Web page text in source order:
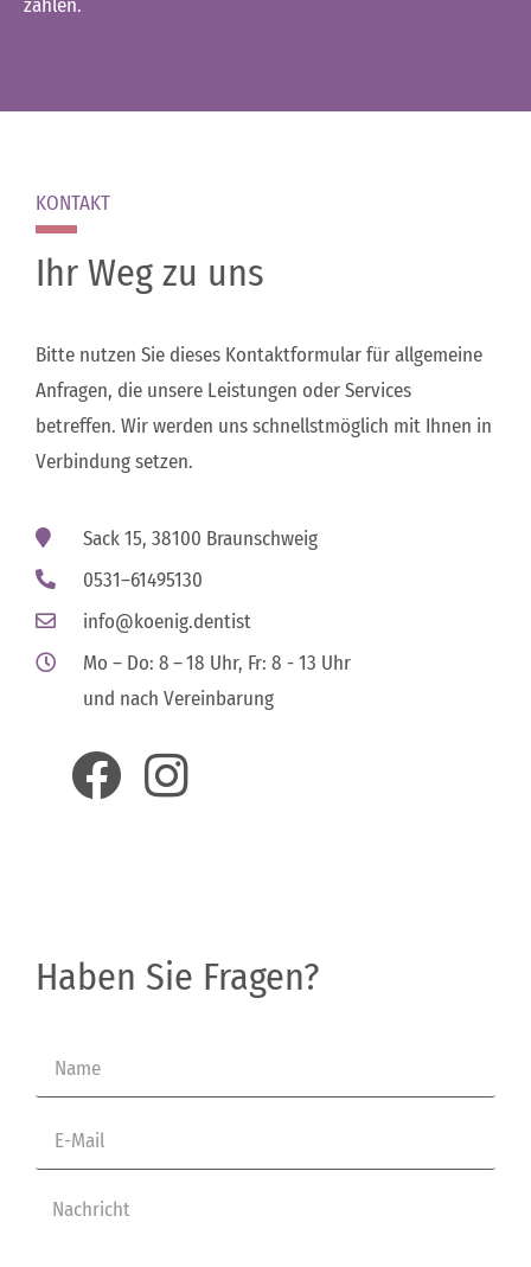
zahlen.
KONTAKT
Ihr Weg zu uns
Bitte nutzen Sie dieses Kontaktformular für allgemeine
Anfragen, die unsere Leistungen oder Services
betreffen. Wir werden uns schnellstmöglich mit Ihnen in
Verbindung setzen.
Sack 15, 38100 Braunschweig
0531–61495130
info@koenig.dentist
Mo – Do: 8 – 18 Uhr, Fr: 8 - 13 Uhr
und nach Vereinbarung
Haben Sie Fragen?